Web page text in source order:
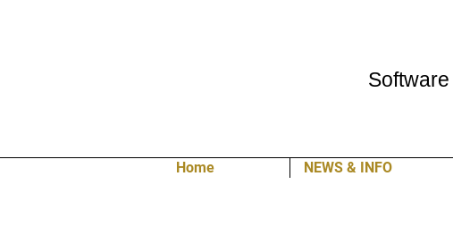
Home NEWS & INFO